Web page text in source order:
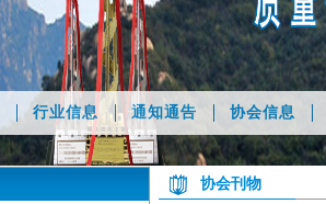
行业信息 通知通告 协会信息
协会刊物